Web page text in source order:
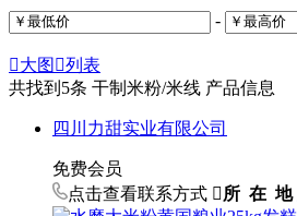
-
大图 列表
共找到 5条 干制米粉/米线 产品信息
四川力甜实业有限公司
免费会员
点击查看联系方式 所 在 地